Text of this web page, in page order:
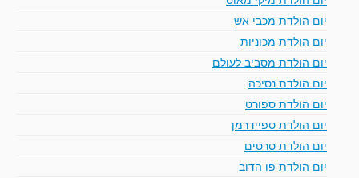
יום הולדת מכבי אש
יום הולדת מכוניות
יום הולדת מסביב לעולם
יום הולדת נסיכה
יום הולדת ספורט
יום הולדת ספיידרמן
יום הולדת סרטים
יום הולדת פו הדוב